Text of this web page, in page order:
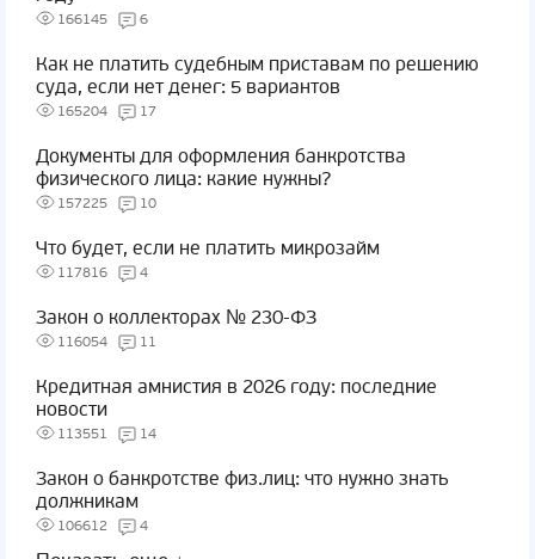
166145 6
Как не платить судебным приставам по решению
суда, если нет денег: 5 вариантов
165204 17
Документы для оформления банкротства
физического лица: какие нужны?
157225 10
Что будет, если не платить микрозайм
117816 4
Закон о коллекторах № 230-ФЗ
116054 11
Кредитная амнистия в 2026 году: последние
новости
113551 14
Закон о банкротстве физ.лиц: что нужно знать
должникам
106612 4